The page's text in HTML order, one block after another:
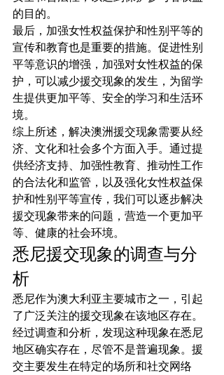
的目的。
最后，加强女性权益保护和性别平等的
宣传和教育也是重要的措施。促进性别
平等意识的增强，加强对女性权益的保
护，可以减少援交现象的发生，为留学
生提供更加平等、安全的学习和生活环
境。
综上所述，解决澳洲援交现象需要从经
济、文化和社会多个方面入手。通过提
供经济支持、加强性教育、推动性工作
的合法化和监管，以及强化女性权益保
护和性别平等宣传，我们可以逐步解决
援交现象带来的问题，营造一个更加平
等、健康的社会环境。
悉尼援交现象的调查与分
析
悉尼作为澳大利亚主要城市之一，引起
了广泛关注的援交现象在该地区存在。
经过调查和分析，发现这种现象在悉尼
地区确实存在，尽管不是普遍现象。援
交主要发生在特定的场所和社交网络